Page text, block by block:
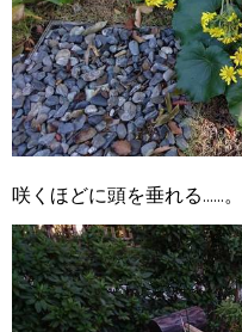
咲くほどに頭を垂れる......。